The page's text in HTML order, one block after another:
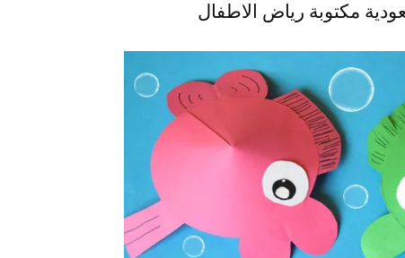
مكتوبة رياض الاطفال